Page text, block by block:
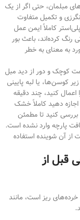
مبلمان، حتی اگر از یک
و تکمیل متفاوت
کاملاً ایمن عمل
رنگ کرده‌اند، باعث بور
به معنای به خطر
کوچک و دور از دید مبل
کوسن‌ها، یا لبه پایینی
کنید، چند دقیقه
دهید کاملاً خشک
کنید تا مطمئن
پارچه وارد نشده است.
از آن شوینده استفاده
قبل از
ریز است، مانند